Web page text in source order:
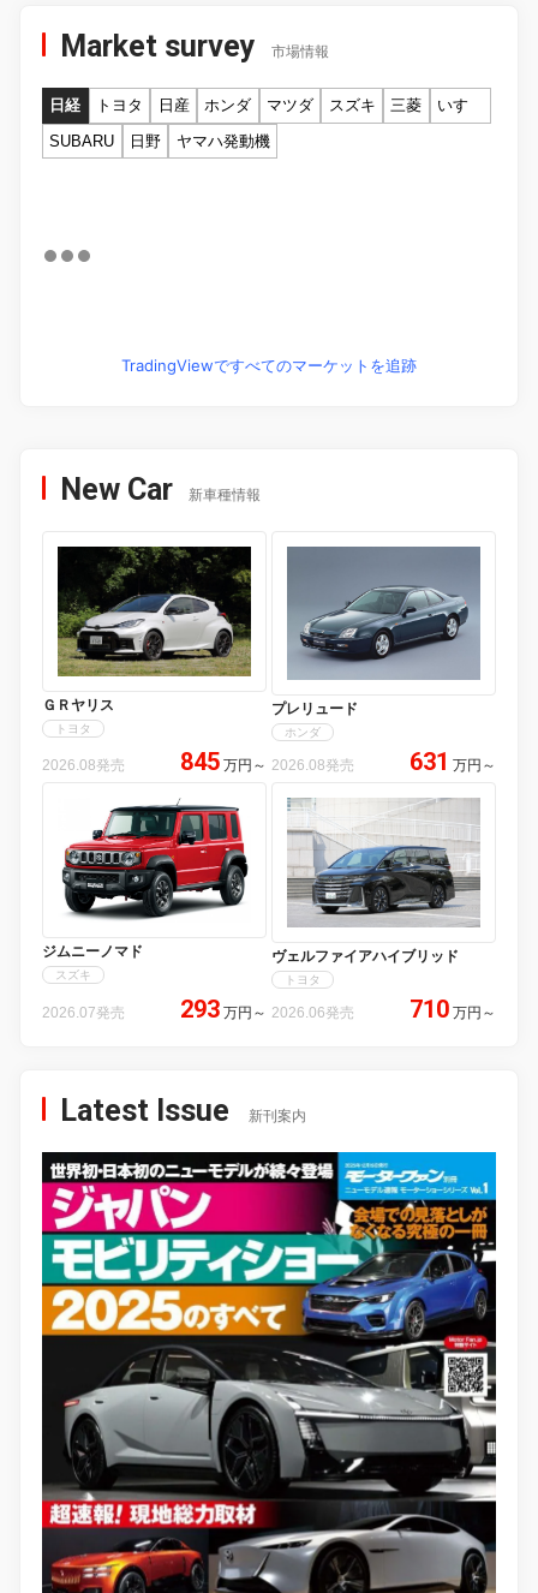
Market survey 市場情報
日経 トヨタ 日産 ホンダ マツダ スズキ 三菱
いすゞ
SUBARU
日野 ヤマハ発動機
TradingViewですべてのマーケットを追跡
New Car 新車種情報
ＧＲヤリス
トヨタ
2026.08発売 845 万円 ～
プレリュード
ホンダ
2026.08発売 631 万円 ～
ジムニーノマド
スズキ
2026.07発売 293 万円 ～
ヴェルファイアハイブリッド
トヨタ
2026.06発売 710 万円 ～
Latest Issue 新刊案内